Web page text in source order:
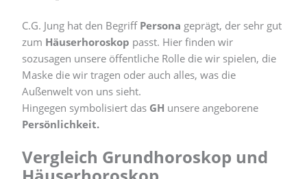
C.G. Jung hat den Begriff Persona geprägt, der sehr gut
zum Häuserhoroskop passt. Hier finden wir
sozusagen unsere öffentliche Rolle die wir spielen, die
Maske die wir tragen oder auch alles, was die
Außenwelt von uns sieht.
Hingegen symbolisiert das GH unsere angeborene
Persönlichkeit.
Vergleich Grundhoroskop und